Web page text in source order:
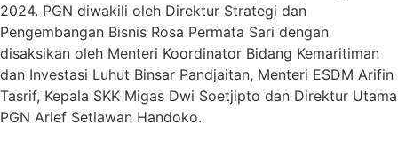
2024. PGN diwakili oleh Direktur Strategi dan
Pengembangan Bisnis Rosa Permata Sari dengan
disaksikan oleh Menteri Koordinator Bidang Kemaritiman
dan Investasi Luhut Binsar Pandjaitan, Menteri ESDM Arifin
Tasrif, Kepala SKK Migas Dwi Soetjipto dan Direktur Utama
PGN Arief Setiawan Handoko.